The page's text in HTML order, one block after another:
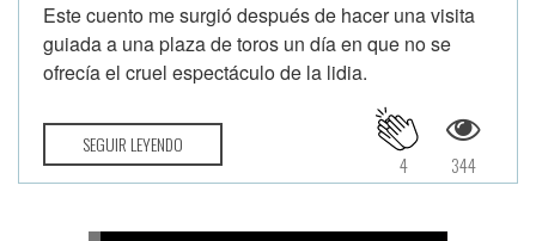
Este cuento me surgió después de hacer una visita
guiada a una plaza de toros un día en que no se
ofrecía el cruel espectáculo de la lidia.
SEGUIR LEYENDO
344
4